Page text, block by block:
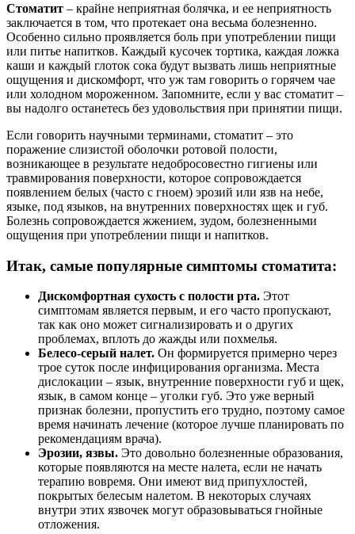
Стоматит – крайне неприятная болячка, и ее неприятность
заключается в том, что протекает она весьма болезненно.
Особенно сильно проявляется боль при употреблении пищи
или питье напитков. Каждый кусочек тортика, каждая ложка
каши и каждый глоток сока будут вызвать лишь неприятные
ощущения и дискомфорт, что уж там говорить о горячем чае
или холодном мороженном. Запомните, если у вас стоматит –
вы надолго останетесь без удовольствия при принятии пищи.
Если говорить научными терминами, стоматит – это
поражение слизистой оболочки ротовой полости,
возникающее в результате недобросовестно гигиены или
травмирования поверхности, которое сопровождается
появлением белых (часто с гноем) эрозий или язв на небе,
языке, под языков, на внутренних поверхностях щек и губ.
Болезнь сопровождается жжением, зудом, болезненными
ощущения при употреблении пищи и напитков.
Итак, самые популярные симптомы стоматита:
Дискомфортная сухость с полости рта. Этот
симптомам является первым, и его часто пропускают,
так как оно может сигнализировать и о других
проблемах, вплоть до жажды или похмелья.
Белесо-серый налет. Он формируется примерно через
трое суток после инфицирования организма. Места
дислокации – язык, внутренние поверхности губ и щек,
язык, в самом конце – уголки губ. Это уже верный
признак болезни, пропустить его трудно, поэтому самое
время начинать лечение (которое лучше планировать по
рекомендациям врача).
Эрозии, язвы. Это довольно болезненные образования,
которые появляются на месте налета, если не начать
терапию вовремя. Они имеют вид припухлостей,
покрытых белесым налетом. В некоторых случаях
внутри этих язвочек могут образовываться гнойные
отложения.